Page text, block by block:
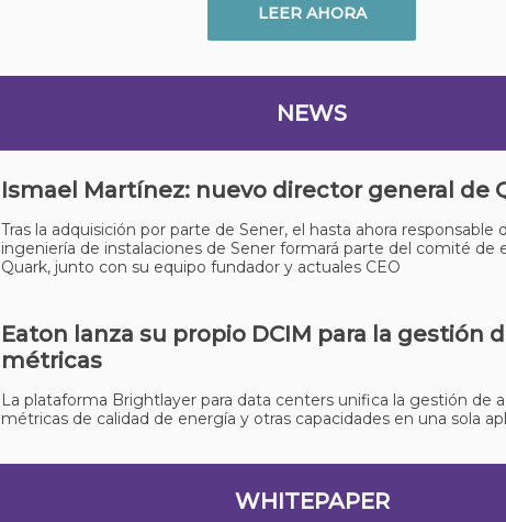
LEER AHORA
NEWS
Ismael Martínez: nuevo director general de
Tras la adquisición por parte de Sener, el hasta ahora responsable
ingeniería de instalaciones de Sener formará parte del comité de
Quark, junto con su equipo fundador y actuales CEO
Eaton lanza su propio DCIM para la gestión
métricas
La plataforma Brightlayer para data centers unifica la gestión de
métricas de calidad de energía y otras capacidades en una sola
WHITEPAPER